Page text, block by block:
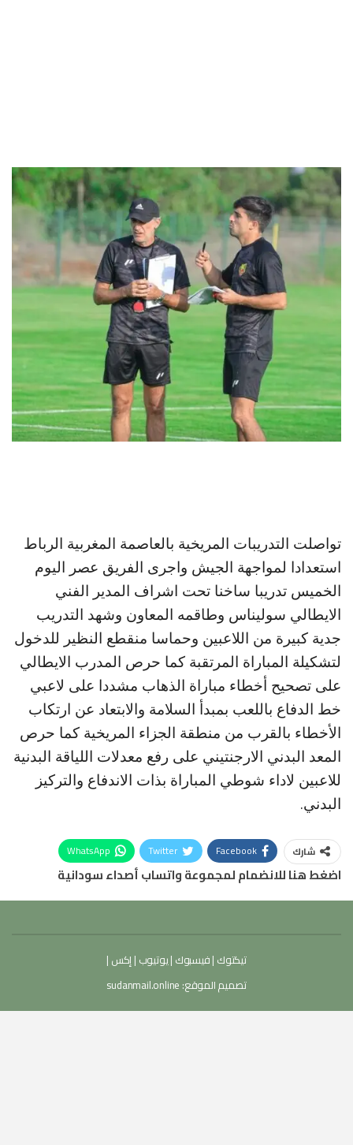
تواصلت التدريبات المريخية بالعاصمة المغربية الرباط
استعدادا لمواجهة الجيش واجرى الفريق عصر اليوم
الخميس تدريبا ساخنا تحت اشراف المدير الفني
الايطالي سوليناس وطاقمه المعاون وشهد التدريب
جدية كبيرة من اللاعبين وحماسا منقطع النظير للدخول
لتشكيلة المباراة المرتقبة كما حرص المدرب الايطالي
على تصحيح أخطاء مباراة الذهاب مشددا على لاعبي
خط الدفاع باللعب بمبدأ السلامة والابتعاد عن ارتكاب
الأخطاء بالقرب من منطقة الجزاء المريخية كما حرص
المعد البدني الارجنتيني على رفع معدلات اللياقة البدنية
للاعبين لاداء شوطي المباراة بذات الاندفاع والتركيز
البدني.
شارك Facebook
Twitter
WhatsApp
اضغط هنا للانضمام لمجموعة واتساب أصداء سودانية
تيكتوك |فيسبوك |يوتيوب | إكس |
تصميم الموقع: sudanmail.online